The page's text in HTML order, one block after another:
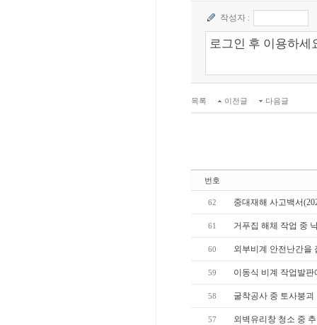
작성자 :
목록 이전글 다음글
번호
62 중대재해 사고백서
61 거푸집 해체 작업 중
60 외부비계 안전난간을
59 이동식 비계 작업발
58 굴착공사 중 토사붕괴
57 외벽유리창 청소 중